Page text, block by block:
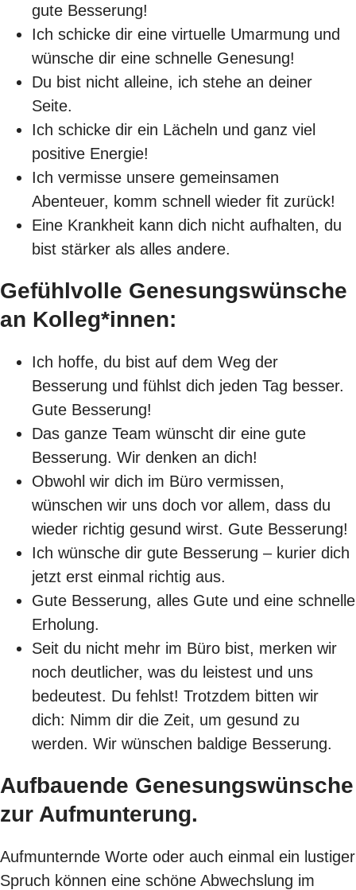
gute Besserung!
Ich schicke dir eine virtuelle Umarmung und
wünsche dir eine schnelle Genesung!
Du bist nicht alleine, ich stehe an deiner
Seite.
Ich schicke dir ein Lächeln und ganz viel
positive Energie!
Ich vermisse unsere gemeinsamen
Abenteuer, komm schnell wieder fit zurück!
Eine Krankheit kann dich nicht aufhalten, du
bist stärker als alles andere.
Gefühlvolle Genesungswünsche
an Kolleg*innen:
Ich hoffe, du bist auf dem Weg der
Besserung und fühlst dich jeden Tag besser.
Gute Besserung!
Das ganze Team wünscht dir eine gute
Besserung. Wir denken an dich!
Obwohl wir dich im Büro vermissen,
wünschen wir uns doch vor allem, dass du
wieder richtig gesund wirst. Gute Besserung!
Ich wünsche dir gute Besserung – kurier dich
jetzt erst einmal richtig aus.
Gute Besserung, alles Gute und eine schnelle
Erholung.
Seit du nicht mehr im Büro bist, merken wir
noch deutlicher, was du leistest und uns
bedeutest. Du fehlst! Trotzdem bitten wir
dich: Nimm dir die Zeit, um gesund zu
werden. Wir wünschen baldige Besserung.
Aufbauende Genesungswünsche
zur Aufmunterung.
Aufmunternde Worte oder auch einmal ein lustiger
Spruch können eine schöne Abwechslung im